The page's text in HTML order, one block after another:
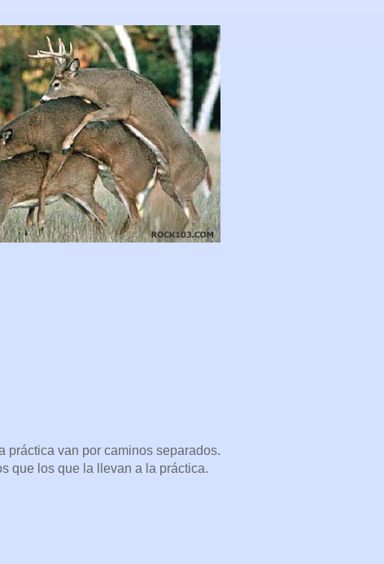
práctica van por caminos separados.
que los que la llevan a la práctica.